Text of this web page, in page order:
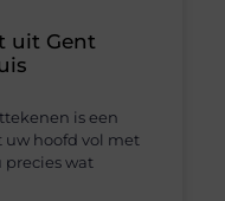
uit Gent
is een
uw hoofd vol met
precies wat